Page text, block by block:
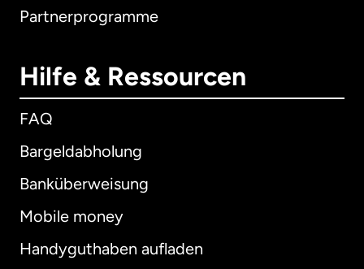
Partnerprogramme
Hilfe & Ressourcen
FAQ
Bargeldabholung
Banküberweisung
Mobile money
Handyguthaben aufladen